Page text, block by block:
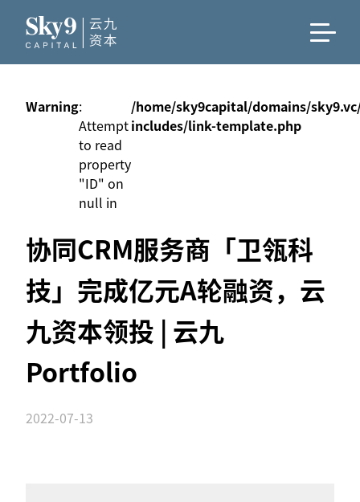
Warning:
Attempt
to read
property
"ID" on
null in
/home/sky9capital/domains/
includes/link-template.php
协同CRM服务商「卫瓴科
技」完成亿元A轮融资，云
九资本领投 | 云九
Portfolio
2022-07-13